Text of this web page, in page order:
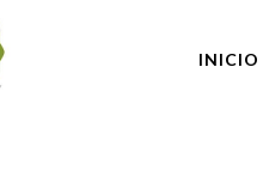
INICIO